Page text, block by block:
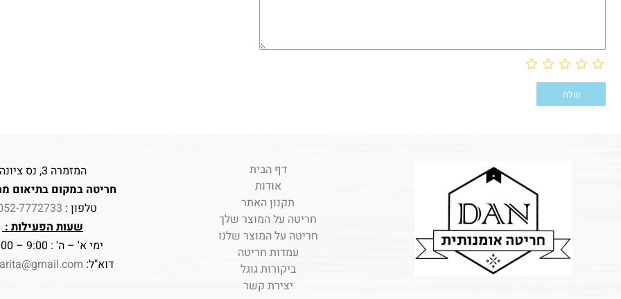
דף הבית
אודות
תקנון האתר
חריטה על המוצר שלך
חריטה על המוצר שלנו
עמדות חריטה
ביקורות גוגל
יצירת קשר
המזמרה 3, נס ציונה
חריטה במקום בתיאום
טלפון : 7772733
שעות הפעילות :
ימי א' – ה' : 9:00 – 17:00
דוא"ל: